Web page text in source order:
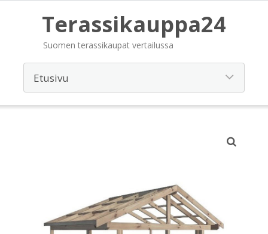
Terassikauppa24
Suomen terassikaupat vertailussa